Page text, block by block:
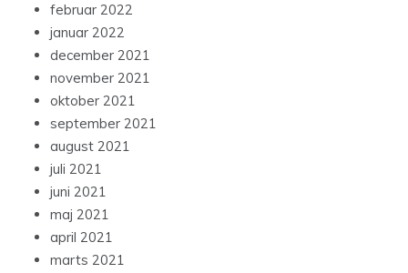
februar 2022
januar 2022
december 2021
november 2021
oktober 2021
september 2021
august 2021
juli 2021
juni 2021
maj 2021
april 2021
marts 2021